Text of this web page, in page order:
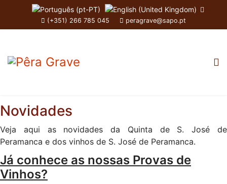
(+351) 266 785 045 peragrave@sapo.pt
Novidades
Veja aqui as novidades da Quinta de S. José de
Peramanca e dos vinhos de S. José de Peramanca.
Já conhece as nossas Provas de
Vinhos?